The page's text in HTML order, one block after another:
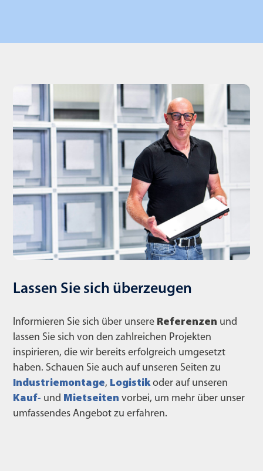
Lassen Sie sich überzeugen
Informieren Sie sich über unsere Referenzen und
lassen Sie sich von den zahlreichen Projekten
inspirieren, die wir bereits erfolgreich umgesetzt
haben. Schauen Sie auch auf unseren Seiten zu
Industriemontage, Logistikoder auf unseren
Kauf- und Mietseiten vorbei, um mehr über unser
umfassendes Angebot zu erfahren.